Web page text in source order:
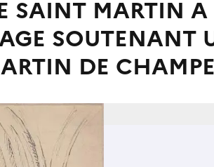
SOUTENANT
DE